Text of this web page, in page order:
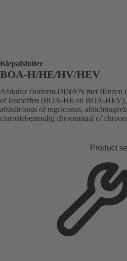
Klepafsluiter
BOA-H/HE/HV/HEV
Afsluiter conform DIN/EN met
of lasmoffen (BOA-HE en BOA-HEV),
afsluitconus of regelconus,
corrosiebestendig chroomstaal of
Product